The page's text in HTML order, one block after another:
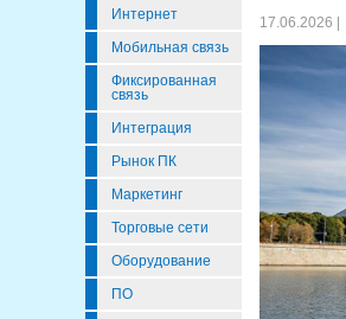
Интернет
Мобильная связь
Фиксированная
связь
Интеграция
Рынок ПК
Маркетинг
Торговые сети
Оборудование
ПО
17.06.2026 |